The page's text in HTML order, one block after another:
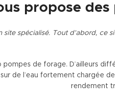
propose
spécialisé. Tout d’abord, ce
de forage. D’ailleurs
de l’eau fortement chargée de
rendement